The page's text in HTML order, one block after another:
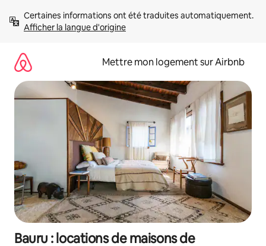
directement
Afficher la langue d'origine
Mettre mon logement sur Airbnb
Bauru : locations de maisons de